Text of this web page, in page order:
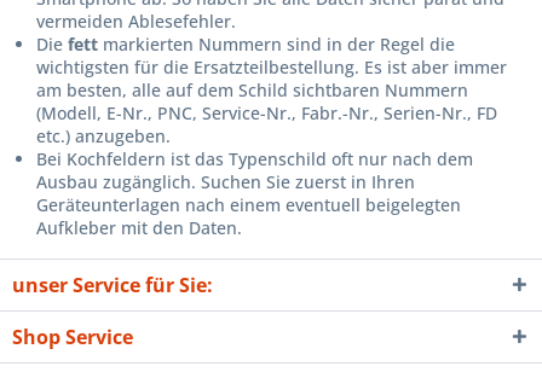
vermeiden Ablesefehler.
Die fett markierten Nummern sind in der Regel die
wichtigsten für die Ersatzteilbestellung. Es ist aber immer
am besten, alle auf dem Schild sichtbaren Nummern
(Modell, E-Nr., PNC, Service-Nr., Fabr.-Nr., Serien-Nr., FD
etc.) anzugeben.
Bei Kochfeldern ist das Typenschild oft nur nach dem
Ausbau zugänglich. Suchen Sie zuerst in Ihren
Geräteunterlagen nach einem eventuell beigelegten
Aufkleber mit den Daten.
unser Service für Sie:
Shop Service